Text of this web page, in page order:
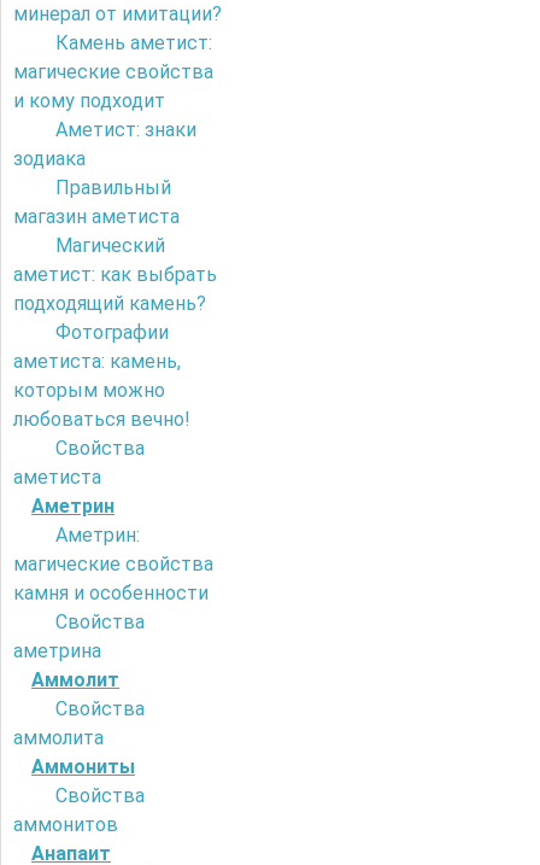
минерал от имитации?
Камень аметист:
магические свойства
и кому подходит
Аметист: знаки
зодиака
Правильный
магазин аметиста
Магический
аметист: как выбрать
подходящий камень?
Фотографии
аметиста: камень,
которым можно
любоваться вечно!
Свойства
аметиста
Аметрин
Аметрин:
магические свойства
камня и особенности
Свойства
аметрина
Аммолит
Свойства
аммолита
Аммониты
Свойства
аммонитов
Анапаит